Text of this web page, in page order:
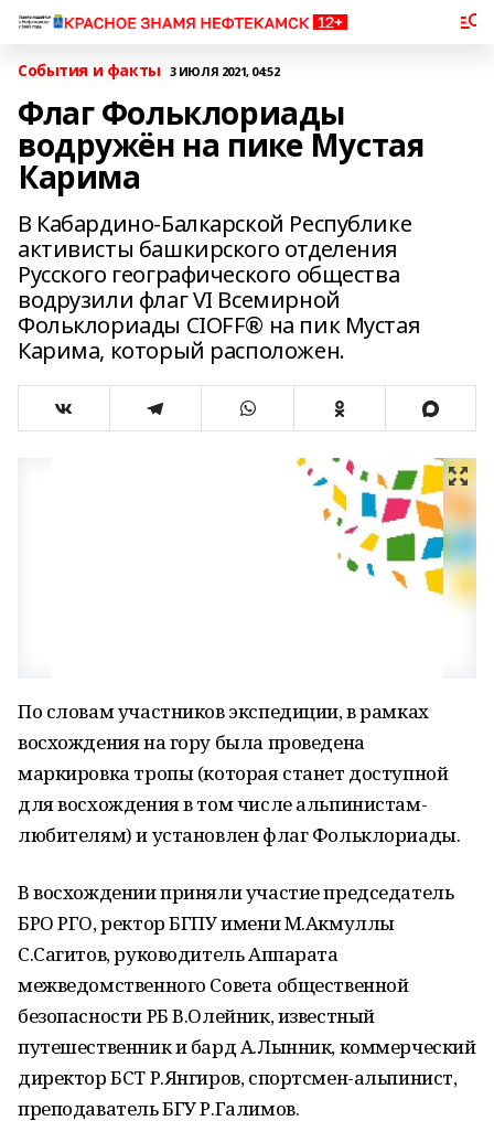
События и факты 3 ИЮЛЯ 2021, 04:52
Флаг Фольклориады
водружён на пике Мустая
Карима
В Кабардино-Балкарской Республике
активисты башкирского отделения
Русского географического общества
водрузили флаг VI Всемирной
Фольклориады CIOFF® на пик Мустая
Карима, который расположен.
По словам участников экспедиции, в рамках
восхождения на гору была проведена
маркировка тропы (которая станет доступной
для восхождения в том числе альпинистам-
любителям) и установлен флаг Фольклориады.
В восхождении приняли участие председатель
БРО РГО, ректор БГПУ имени М.Акмуллы
С.Сагитов, руководитель Аппарата
межведомственного Совета общественной
безопасности РБ В.Олейник, известный
путешественник и бард А.Лынник, коммерческий
директор БСТ Р.Янгиров, спортсмен-альпинист,
преподаватель БГУ Р.Галимов.